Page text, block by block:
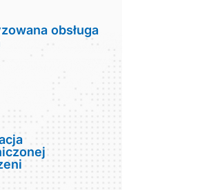
obsługa